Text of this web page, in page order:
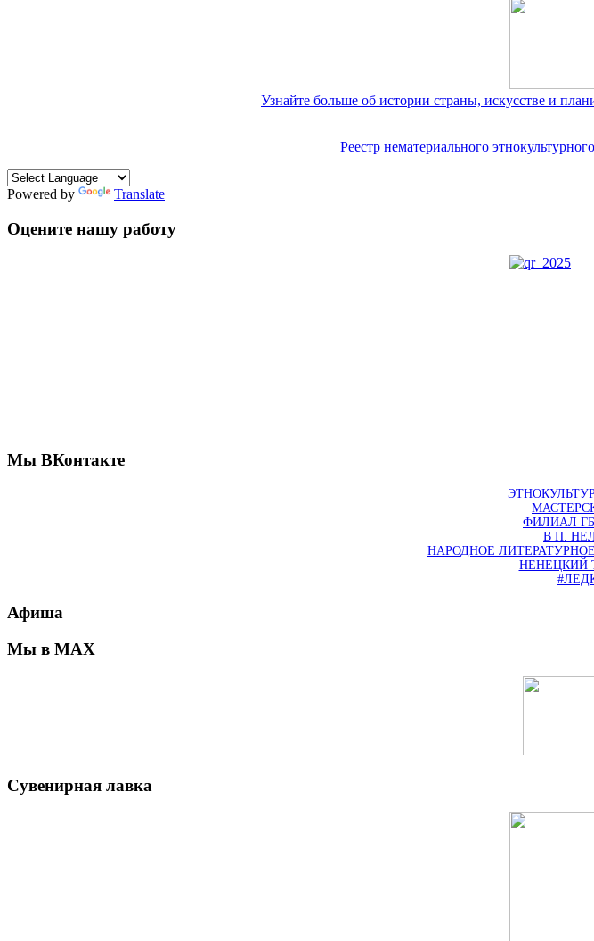
Узнайте больше об истории страны, искусстве и
Реестр нематериального
Powered by Translate
Оцените нашу работу
Мы ВКонтакте
ФИЛИАЛ
В П.
НАРОДНОЕ
НЕНЕЦКИЙ
Афиша
Мы в MAX
Сувенирная лавка